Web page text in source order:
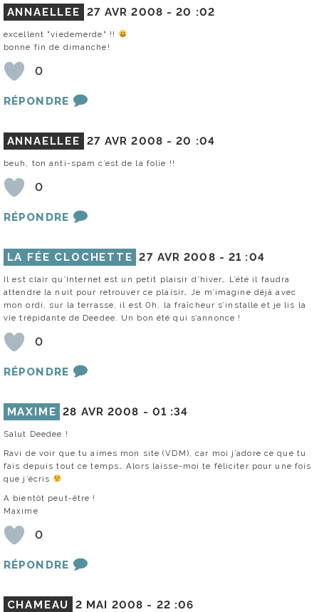
ANNAELLEE 27 AVR 2008 -20 :02
excellent "viedemerde" !!
bonne fin de dimanche!
0
RÉPONDRE
ANNAELLEE 27 AVR 2008 -20 :04
beuh, ton anti-spam c’est de la folie !!
0
RÉPONDRE
LA FÉE CLOCHETTE 27 AVR 2008 -21 :04
Il est clair qu’Internet est un petit plaisir d’hiver… L’été il faudra
attendre la nuit pour retrouver ce plaisir… Je m’imagine déjà avec
mon ordi, sur la terrasse, il est 0h, la fraîcheur s’installe et je lis la
vie trépidante de Deedee. Un bon été qui s’annonce !
0
RÉPONDRE
MAXIME 28 AVR 2008 - 01 :34
Salut Deedee !
Ravi de voir que tu aimes mon site (VDM), car moi j’adore ce que tu
fais depuis tout ce temps… Alors laisse-moi te féliciter pour une fois
que j’écris
A bientôt peut-être !
Maxime
0
RÉPONDRE
CHAMEAU 2 MAI 2008 - 22 :06